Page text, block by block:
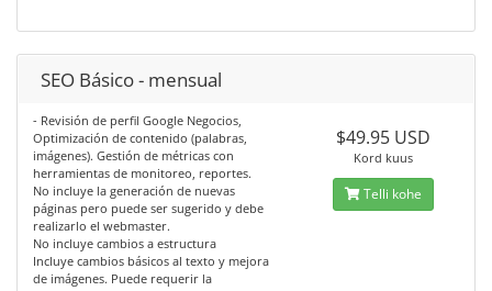
SEO Básico - mensual
- Revisión de perfil Google Negocios,
Optimización de contenido (palabras,
imágenes). Gestión de métricas con
herramientas de monitoreo, reportes.
No incluye la generación de nuevas
páginas pero puede ser sugerido y debe
realizarlo el webmaster.
No incluye cambios a estructura
Incluye cambios básicos al texto y mejora
de imágenes. Puede requerir la
$49.95 USD
Kord kuus
Telli kohe